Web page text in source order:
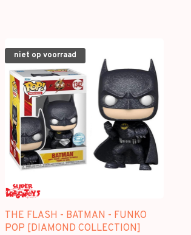
niet op voorraad
THE FLASH - BATMAN - FUNKO
POP [DIAMOND COLLECTION]